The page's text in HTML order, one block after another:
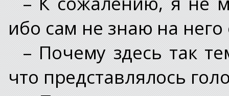
ибо сам не знаю на него
– Почему здесь так
что представлялось